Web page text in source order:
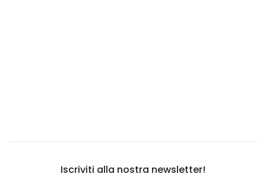
Iscriviti alla nostra newsletter!